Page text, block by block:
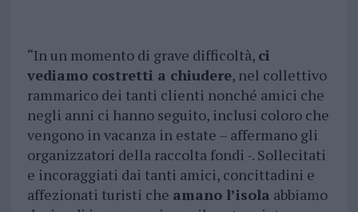
“In un momento di grave difficoltà, ci
vediamo costretti a chiudere, nel collettivo
rammarico dei tanti clienti nonché amici che
negli anni ci hanno seguito, inclusi coloro che
vengono in vacanza in estate – affermano gli
organizzatori della raccolta fondi -. Sollecitati
e incoraggiati dai tanti amici, concittadini e
affezionati turisti che amano l’isola abbiamo